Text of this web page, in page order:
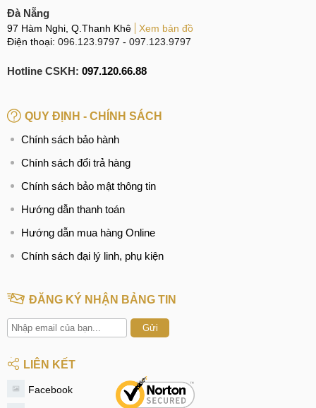
động tốt hay không, thì đây là một trong những chiếc điện
thoại thông minh được đánh giá cao nhất trong năm 2019
với các tính năng tiên tiến, cấu hình mạnh mẽ, camera trí tuệ
trải nghiệm trực tiếp, hãy ghé qua MobileCity để được nhân
Có nên mua Xiaomi Mi 9T hay không?
Bạn đang muốn mua điện thoại Xiaomi Mi 9T xách tay trả
MobileCity nhé bạn chỉ cần mang theo chứng minh thư và
bằng lái xe hoặc sổ hộ khẩu là có thể tham chương trình trả
nhanh chóng chỉ khoảng 15 phút và bạn sẽ chỉ phải trước
số tiền bằng 40% giá trị của sản phẩm nên đừng lo nếu
chưa đủ tiền mua máy nhé.
Địa chỉ mua Xiaomi Mi 9T giá rẻ tại Hà Nội, Tp.HCM, Đà
Nẵng:
Hệ thống điện thoại di độngMobileCity
Đà Nẵng
97 Hàm Nghi, Q.Thanh Khê
Xem bản đồ
Điện thoại: 096.123.9797 - 097.123.9797
Hotline CSKH: 097.120.66.88
QUY ĐỊNH - CHÍNH SÁCH
Chính sách bảo hành
Chính sách đổi trả hàng
Chính sách bảo mật thông tin
Hướng dẫn thanh toán
Hướng dẫn mua hàng Online
Chính sách đại lý linh, phụ kiện
ĐĂNG KÝ NHẬN BẢNG TIN
Gửi
LIÊN KẾT
Facebook